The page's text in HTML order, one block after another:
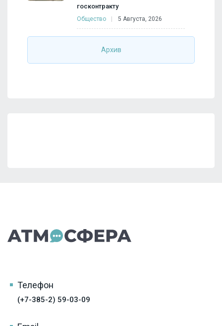
госконтракту
Общество 5 Августа, 2026
Архив
Телефон
(+7-385-2) 59-03-09